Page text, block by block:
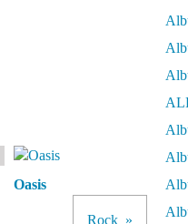
Oasis
Rock